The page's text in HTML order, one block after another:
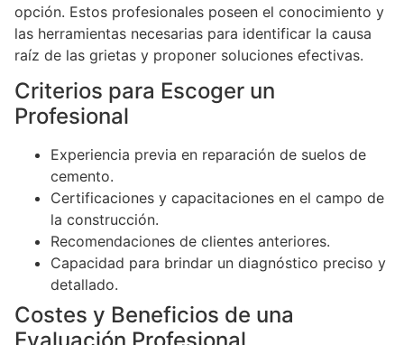
opción. Estos profesionales poseen el conocimiento y
las herramientas necesarias para identificar la causa
raíz de las grietas y proponer soluciones efectivas.
Criterios para Escoger un
Profesional
Experiencia previa en reparación de suelos de
cemento.
Certificaciones y capacitaciones en el campo de
la construcción.
Recomendaciones de clientes anteriores.
Capacidad para brindar un diagnóstico preciso y
detallado.
Costes y Beneficios de una